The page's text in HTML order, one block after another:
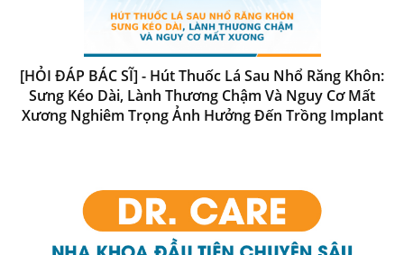
[HỎI ĐÁP BÁC SĨ] - Hút Thuốc Lá Sau Nhổ Răng Khôn:
Sưng Kéo Dài, Lành Thương Chậm Và Nguy Cơ Mất
Xương Nghiêm Trọng Ảnh Hưởng Đến Trồng Implant